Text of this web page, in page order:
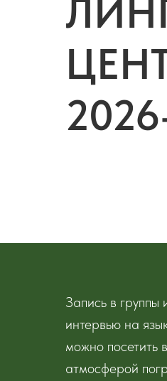
Запись в группы
интервью на
можно посетить
атмосферой